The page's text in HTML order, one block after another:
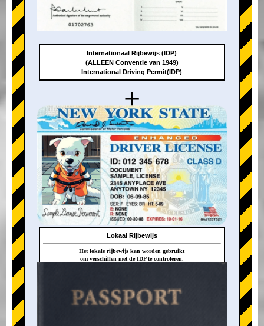
+
+
Internationaal Rijbewijs (IDP)
(ALLEEN Conventie van 1949)
International Driving Permit(IDP)
Lokaal Rijbewijs
Het lokale rijbewijs kan worden gebruikt
om verschillen met de IDP te controleren.